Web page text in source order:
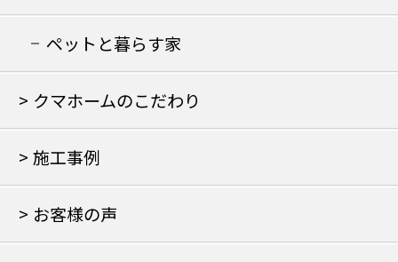
の家
ペットと暮らす家
クマホームのこだわり
施工事例
お客様の声